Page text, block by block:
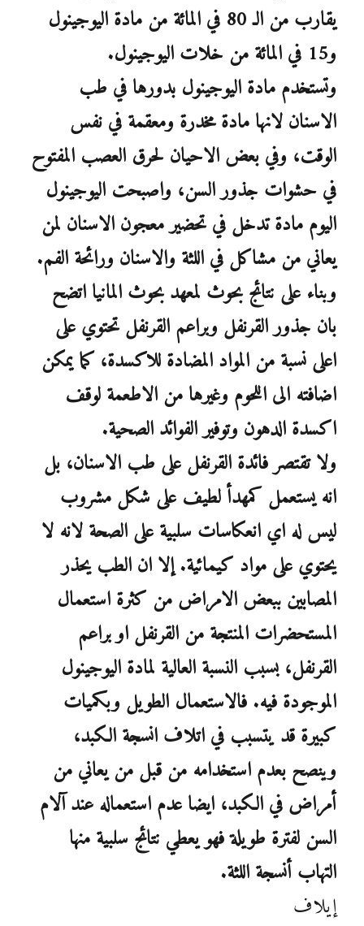
يقارب من الـ 80 في المائة من مادة اليوجينول
و15 في المائة من خلات اليوجينول.
وتستخدم مادة اليوجينول بدورها في طب
الاسنان لانها مادة مخدرة ومعقمة في نفس
الوقت، وفي بعض الاحيان لحرق العصب المفتوح
في حشوات جذور السن، واصبحت اليوجينول
اليوم مادة تدخل في تحضير معجون الاسنان لمن
يعاني من مشاكل في اللثة والاسنان ورائحة الفم.
وبناء على نتائج بحوث لمعهد بحوث المانيا اتضح
بان جذور القرنفل وبراعم القرنفل تحتوي على
اعلى نسبة من المواد المضادة للاكسدة، كما يمكن
اضافته الى اللحوم وغيرها من الاطعمة لوقف
اكسدة الدهون وتوفير الفوائد الصحية.
ولا تقتصر فائدة القرنفل على طب الاسنان، بل
انه يستعمل كمهدأ لطيف على شكل مشروب
ليس له اي انعكاسات سلبية على الصحة لانه لا
يحتوي على مواد كيمائية. إلا ان الطب يحذر
المصابين ببعض الامراض من كثرة استعمال
المستحضرات المنتجة من القرنفل او براعم
القرنفل، بسبب النسبة العالية لمادة اليوجينول
الموجودة فيه. فالاستعمال الطويل وبكميات
كبيرة قد يتسبب في اتلاف انسجة الكبد،
وينصح بعدم استخدامه من قبل من يعاني من
أمراض في الكبد، ايضا عدم استعماله عند آلام
السن لفترة طويلة فهو يعطي نتائج سلبية منها
التهاب أنسجة اللثة.
إيلاف